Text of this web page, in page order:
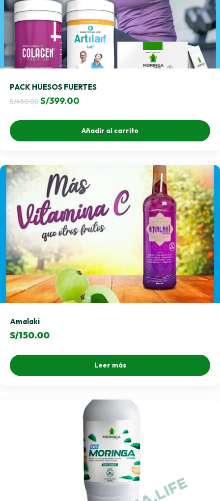
PACK HUESOS FUERTES
S/450.00El
era:
S/399.00
actual
es:
Añadir al carrito
Amalaki
S/150.00
Leer más